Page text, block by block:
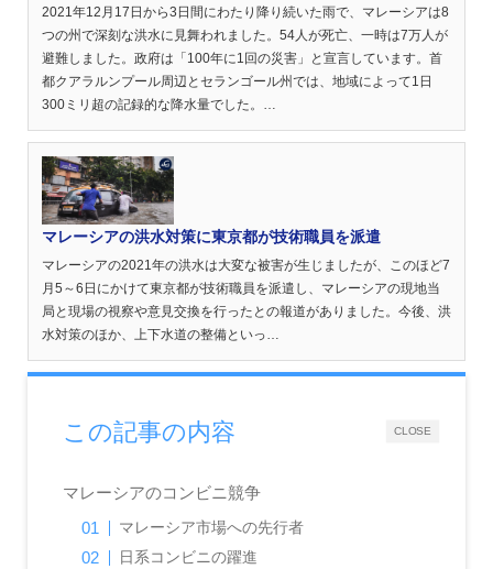
2021年12月17日から3日間にわたり降り続いた雨で、マレーシアは8
つの州で深刻な洪水に見舞われました。54人が死亡、一時は7万人が
避難しました。政府は「100年に1回の災害」と宣言しています。首
都クアラルンプール周辺とセランゴール州では、地域によって1日
300ミリ超の記録的な降水量でした。…
マレーシアの洪水対策に東京都が技術職員を派遣
マレーシアの2021年の洪水は大変な被害が生じましたが、このほど7
月5～6日にかけて東京都が技術職員を派遣し、マレーシアの現地当
局と現場の視察や意見交換を行ったとの報道がありました。今後、洪
水対策のほか、上下水道の整備といっ…
CLOSE
この記事の内容
マレーシアのコンビニ競争
マレーシア市場への先行者
日系コンビニの躍進